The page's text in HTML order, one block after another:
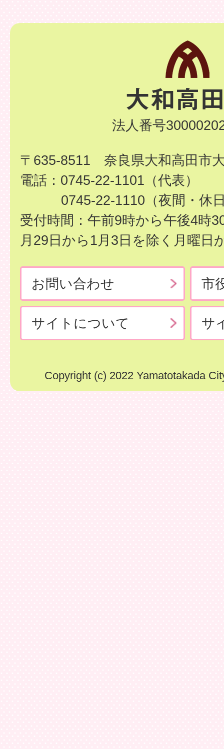
法人番号
〒635-8511 奈良県大和高田市
電話：0745-22-1101（代表）
0745-22-1110（夜間・休
受付時間：午前9時から午後4時
月29日から1月3日を除く月曜日
お問い合わせ 市
サイトについて サ
Copyright (c) 2022 Yamatotakada